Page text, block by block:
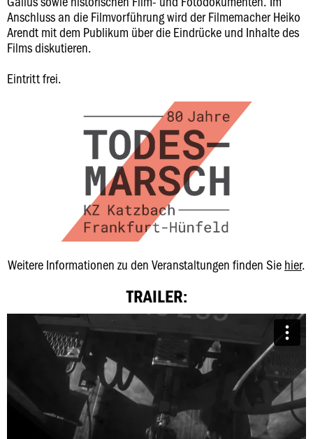
Anschluss an die Filmvorführung wird der Filmemacher Heiko
Arendt mit dem Publikum über die Eindrücke und Inhalte des
Films diskutieren.
Eintritt frei.
Weitere Informationen zu den Veranstaltungen finden Sie hier.
TRAILER: